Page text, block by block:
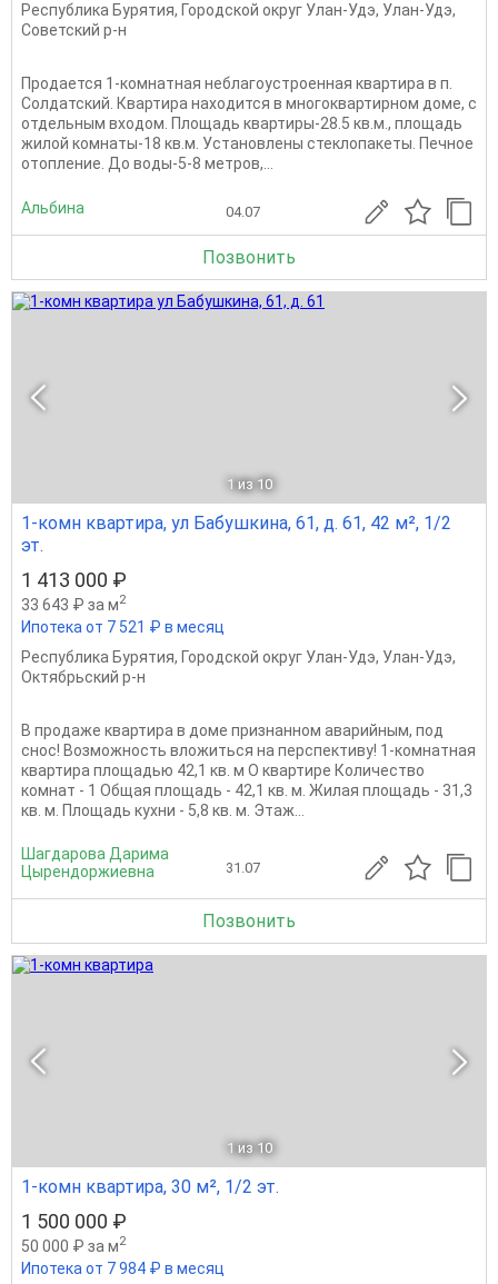
Республика Бурятия, Городской округ Улан-Удэ, Улан-Удэ,
Советский р-н
Продается 1-комнатная неблагоустроенная квартира в п.
Солдатский. Квартира находится в многоквартирном доме, с
отдельным входом. Площадь квартиры-28.5 кв.м., площадь
жилой комнаты-18 кв.м. Установлены стеклопакеты. Печное
отопление. До воды-5-8 метров,...
Альбина 04.07
Позвонить
1 из 10
1-комн квартира, ул Бабушкина, 61, д. 61, 42 м², 1/2
эт.
1 413 000 ₽
33 643 ₽ за м2
Ипотека от 7 521 ₽ в месяц
Республика Бурятия, Городской округ Улан-Удэ, Улан-Удэ,
Октябрьский р-н
В продаже квартира в доме признанном аварийным, под
снос! Возможность вложиться на перспективу! 1-комнатная
квартира площадью 42,1 кв. м О квартире Количество
комнат - 1 Общая площадь - 42,1 кв. м. Жилая площадь - 31,3
кв. м. Площадь кухни - 5,8 кв. м. Этаж...
Шагдарова Дарима
Цырендоржиевна
31.07
Позвонить
1 из 10
1-комн квартира, 30 м², 1/2 эт.
1 500 000 ₽
50 000 ₽ за м2
Ипотека от 7 984 ₽ в месяц